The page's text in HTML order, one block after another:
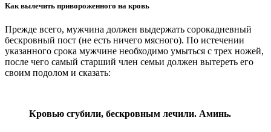
Как вылечить привороженного на кровь
Прежде всего, мужчина должен выдержать сорокадневный
бескровный пост (не есть ничего мясного). По истечении
указанного срока мужчине необходимо умыться с трех ножей,
после чего самый старший член семьи должен вытереть его
своим подолом и сказать:
Кровью сгубили, бескровным лечили. Аминь.